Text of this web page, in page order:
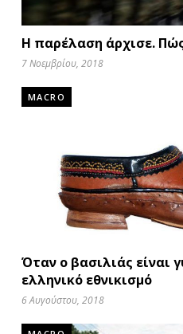
Η παρέλαση άρχισε.
7 Νοεμβρίου, 2018
MACRO
Όταν ο βασιλιάς είναι
ελληνικό εθνικισμό
6 Αυγούστου, 2018